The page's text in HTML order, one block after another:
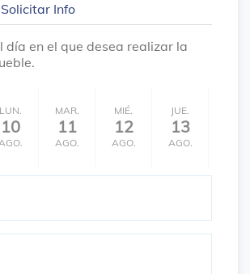
Solicitar Info
día en el que desea realizar la
LUN.
10
MAR.
11
AGO.
MIÉ.
12
AGO.
JUE.
13
AGO.